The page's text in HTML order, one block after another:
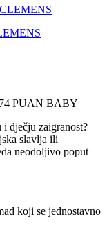
PUAN BABY
dječju zaigranost?
slavlja ili
neodoljivo poput
koji se jednostavno